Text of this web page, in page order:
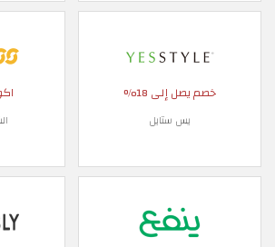
خصم يصل إلى 18%
يس ستايل